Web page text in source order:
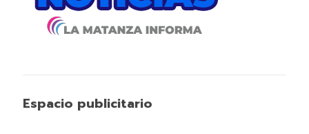
Espacio publicitario